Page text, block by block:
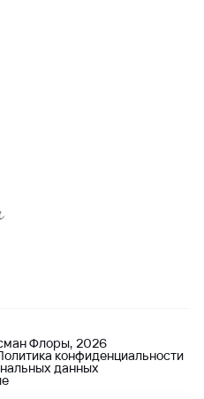
Флоры, 2026
конфиденциальности
данных